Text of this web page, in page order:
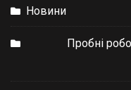
Новини
Пробні